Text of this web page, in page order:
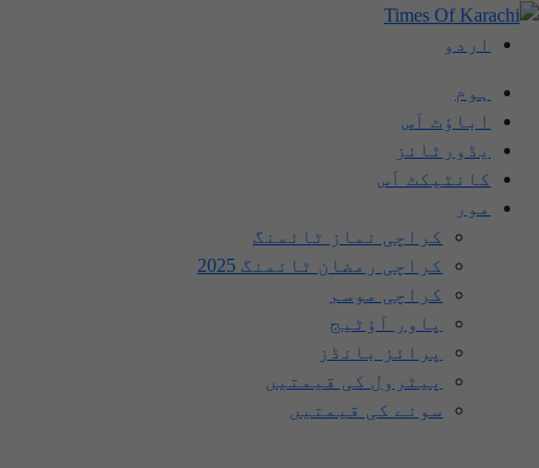
اردو
ہوم
اباؤٹ اَس
یڈورٹائز
کانٹیکٹ اَس
مور
کراچی نماز ٹائمنگ
کراچی رمضان ٹائمنگ 2025
کراچی موسم
پاور آؤٹیج
پرائز بانڈز
پیٹرول کی قیمتیں
سونے کی قیمتیں